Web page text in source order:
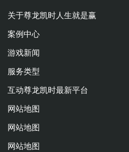
关于尊龙凯时人生就是赢
案例中心
游戏新闻
服务类型
互动尊龙凯时最新平台
网站地图
网站地图
网站地图